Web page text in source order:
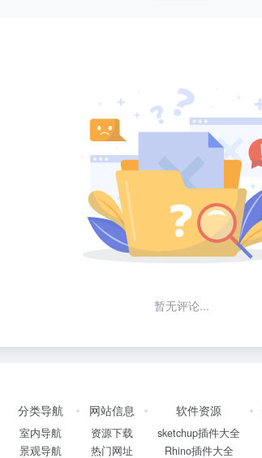
暂无评论...
分类导航
室内导航
景观导航
网站信息
资源下载
热门网址
软件资源
sketchup插件大全
Rhino插件大全